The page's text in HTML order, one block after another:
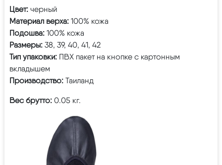
Цвет: черный
Материал верха: 100% кожа
Подошва: 100% кожа
Размеры: 38, 39, 40, 41, 42
Тип упаковки: ПВХ пакет на кнопке с картонным
вкладышем
Производство: Таиланд
Вес брутто: 0.05 кг.